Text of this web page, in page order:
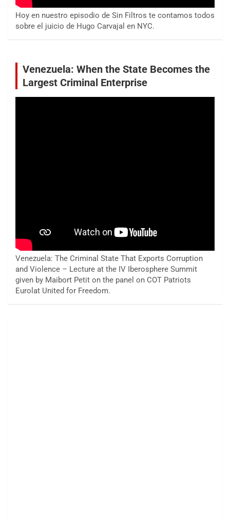
Hoy en nuestro episodio de Sin Filtros te contamos todos
sobre el juicio de Hugo Carvajal en NYC.
Venezuela: When the State Becomes the
Largest Criminal Enterprise
Venezuela: The Criminal State That Exports Corruption
and Violence – Lecture at the IV Iberosphere Summit
given by Maibort Petit on the panel on COT Patriots
Eurolat United for Freedom.